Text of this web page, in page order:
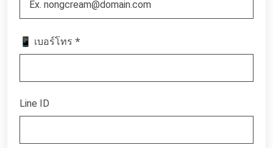
📱 เบอร์โทร *
Line ID